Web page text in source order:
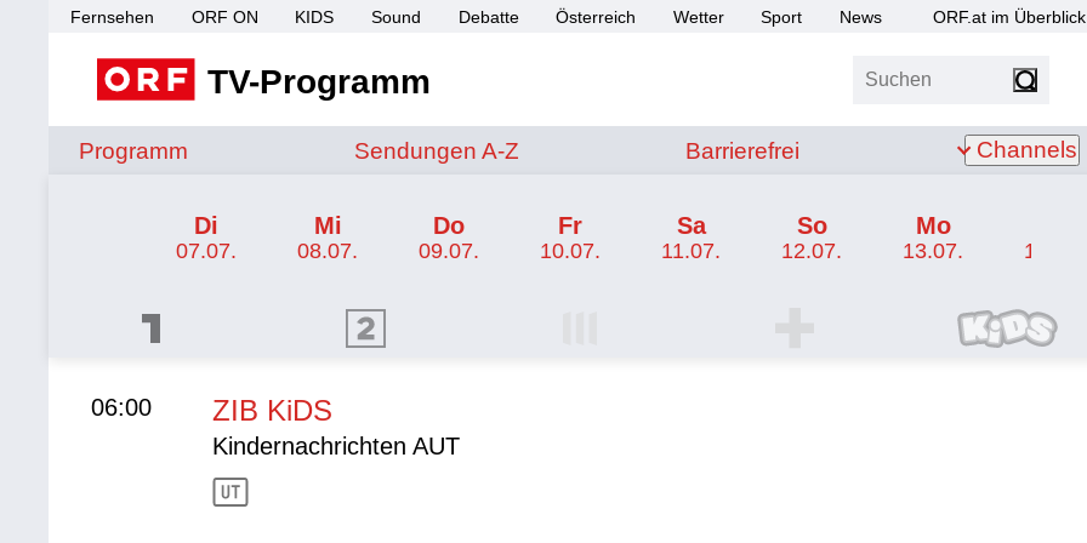
Fernsehen ORF ON KIDS Sound Debatte Österreich Wetter Sport News ORF.at im Überblick
TV-Programm Suchen
Programm Sendungen von A bis Z
Sendungen A-Z Barrierefrei
Barrierefrei Channels
Di
07.07.
Mi
08.07.
Do
09.07.
Fr
10.07.
Sa
11.07.
So
12.07.
Mo
13.07. 14.07.
ORF 2 Programm ORF KIDS Programm
06:00 ZIB KiDS
Kindernachrichten AUT